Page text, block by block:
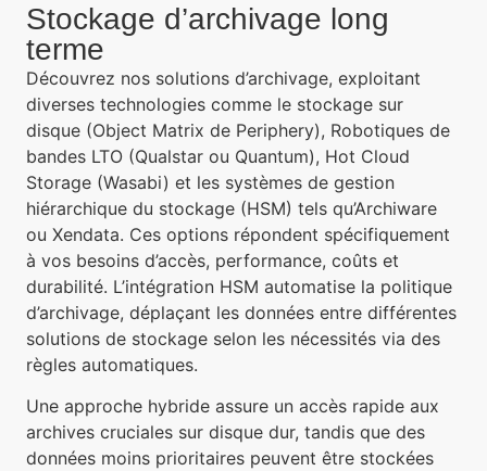
Stockage d’archivage long
terme
Découvrez nos solutions d’archivage, exploitant
diverses technologies comme le stockage sur
disque (Object Matrix de Periphery), Robotiques de
bandes LTO (Qualstar ou Quantum), Hot Cloud
Storage (Wasabi) et les systèmes de gestion
hiérarchique du stockage (HSM) tels qu’Archiware
ou Xendata. Ces options répondent spécifiquement
à vos besoins d’accès, performance, coûts et
durabilité. L’intégration HSM automatise la politique
d’archivage, déplaçant les données entre différentes
solutions de stockage selon les nécessités via des
règles automatiques.
Une approche hybride assure un accès rapide aux
archives cruciales sur disque dur, tandis que des
données moins prioritaires peuvent être stockées